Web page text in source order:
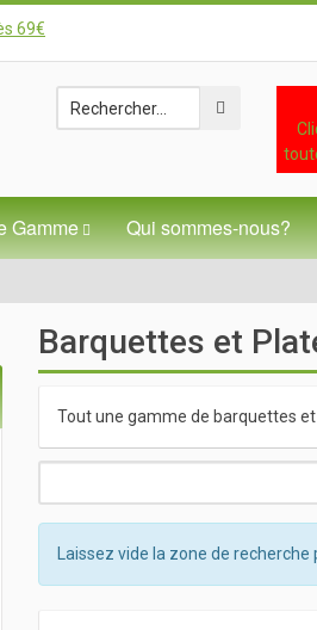
69€
Gamme Qui sommes-nous?
Barquettes et
Tout une gamme de barquettes
Laissez vide la zone de